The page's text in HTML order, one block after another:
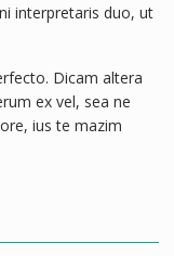
interpretaris duo, ut
Dicam altera
ex vel, sea ne
ius te mazim